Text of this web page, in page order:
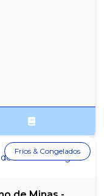
Frios & Congelados